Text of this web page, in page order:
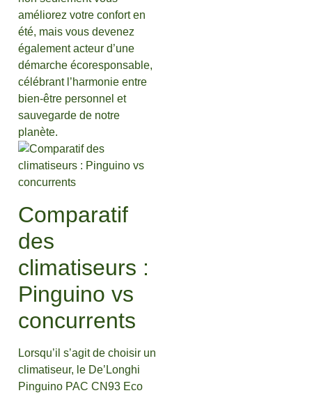
améliorez votre confort en
été, mais vous devenez
également acteur d’une
démarche écoresponsable,
célébrant l’harmonie entre
bien-être personnel et
sauvegarde de notre
planète.
Comparatif
des
climatiseurs :
Pinguino vs
concurrents
Lorsqu’il s’agit de choisir un
climatiseur, le De’Longhi
Pinguino PAC CN93 Eco